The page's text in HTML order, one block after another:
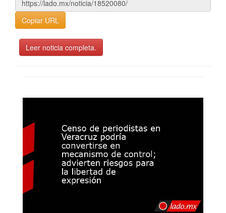
Copiar URL
Leer noticia completa.